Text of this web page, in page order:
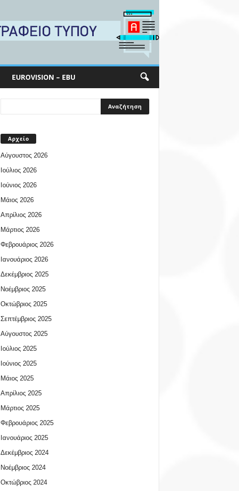
EUROVISION – EBU
Αρχείο
Αύγουστος 2026
Ιούλιος 2026
Ιούνιος 2026
Μάιος 2026
Απρίλιος 2026
Μάρτιος 2026
Φεβρουάριος 2026
Ιανουάριος 2026
Δεκέμβριος 2025
Νοέμβριος 2025
Οκτώβριος 2025
Σεπτέμβριος 2025
Αύγουστος 2025
Ιούλιος 2025
Ιούνιος 2025
Μάιος 2025
Απρίλιος 2025
Μάρτιος 2025
Φεβρουάριος 2025
Ιανουάριος 2025
Δεκέμβριος 2024
Νοέμβριος 2024
Οκτώβριος 2024